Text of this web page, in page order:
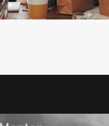
€0.00